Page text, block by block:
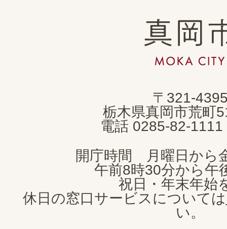
真
岡
市
CITY
〒321-
栃木県真岡市荒町
電話 0285-82-1111
開庁時間 月曜日から
午前8時30分から午
祝日・年末年始
休日の窓口サービスについては
い。